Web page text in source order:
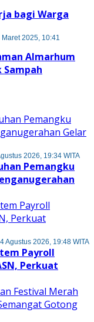
bagi Warga
Maret 2025, 10:41
Almarhum
Sampah
2026, 19:34 WITA
Pemangku
Agustus 2026, 19:48 WITA
Payroll
Perkuat